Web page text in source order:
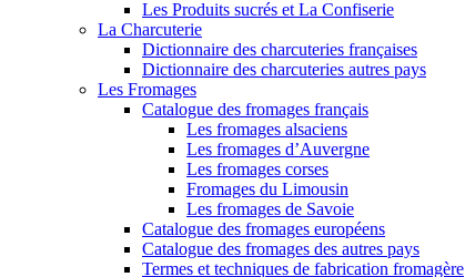
Les Produits sucrés et La Confiserie
La Charcuterie
Dictionnaire des charcuteries françaises
Dictionnaire des charcuteries autres pays
Les Fromages
Catalogue des fromages français
Les fromages alsaciens
Les fromages d’Auvergne
Les fromages corses
Fromages du Limousin
Les fromages de Savoie
Catalogue des fromages européens
Catalogue des fromages des autres pays
Termes et techniques de fabrication fromagère